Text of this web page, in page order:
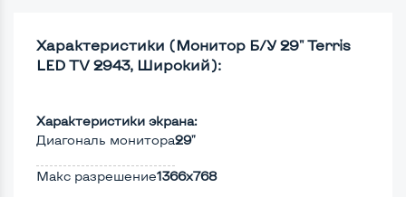
Характеристики (Монитор Б/У 29" Terris
LED TV 2943, Широкий):
Характеристики экрана:
Диагональ монитора29"
Макс разрешение1366x768